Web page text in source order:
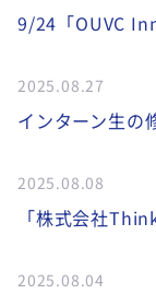
9/24「OUVC
2025.08.27
インターン生の
2025.08.08
「株式会社
2025.08.04